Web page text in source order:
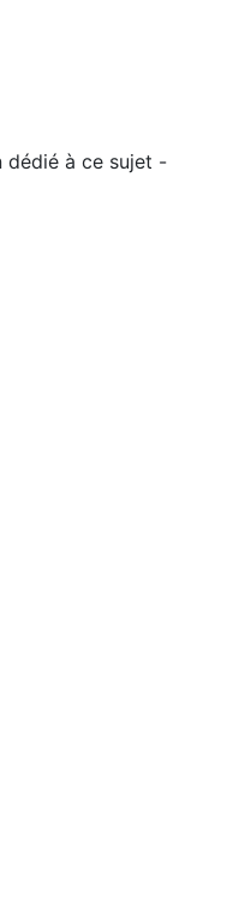
dédié à ce sujet -